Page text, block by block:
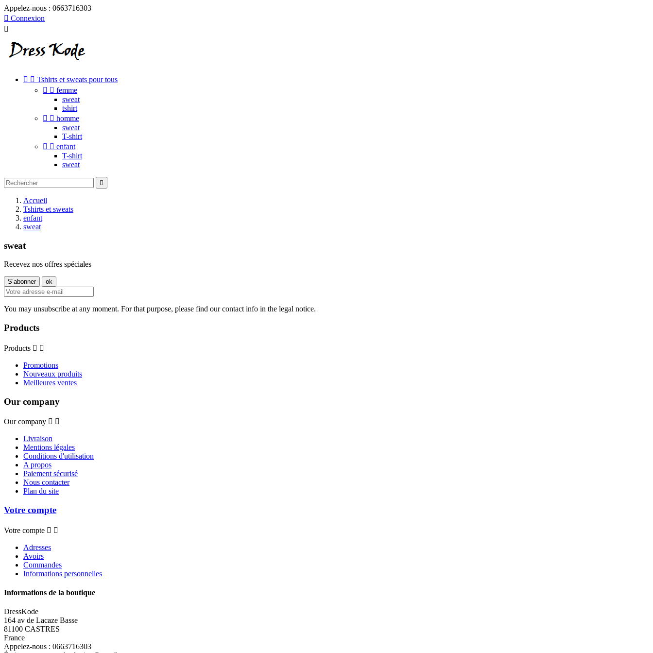
Appelez-nous : 0663716303
 Connexion

  Tshirts et sweats pour tous
  femme
sweat
tshirt
  homme
sweat
T-shirt
  enfant
T-shirt
sweat

Accueil
Tshirts et sweats
enfant
sweat
sweat
Recevez nos offres spéciales
You may unsubscribe at any moment. For that purpose, please find our contact info in the legal notice.
Products
Products  
Promotions
Nouveaux produits
Meilleures ventes
Our company
Our company  
Livraison
Mentions légales
Conditions d'utilisation
A propos
Paiement sécurisé
Nous contacter
Plan du site
Votre compte
Votre compte  
Adresses
Avoirs
Commandes
Informations personnelles
Informations de la boutique
DressKode
164 av de Lacaze Basse
81100 CASTRES
France
Appelez-nous : 0663716303